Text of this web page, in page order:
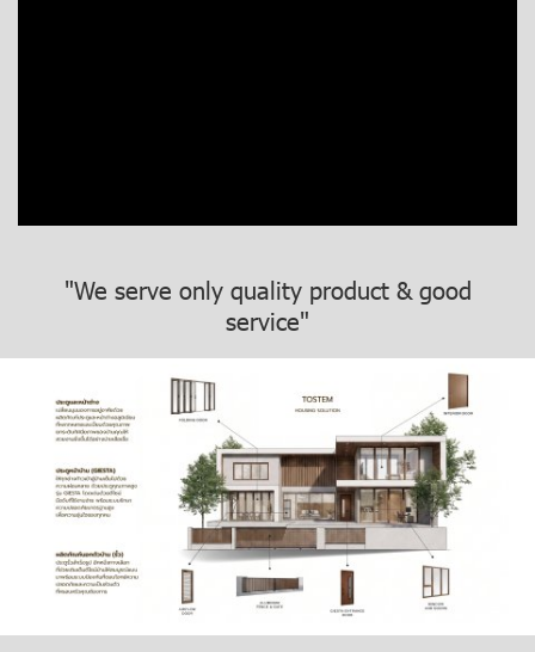
"We serve only quality product & good
service"